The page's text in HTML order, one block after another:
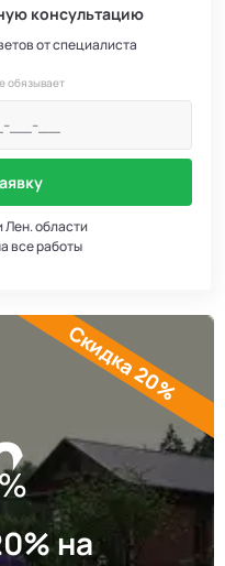
консультацию
от специалиста
обязывает
области
все работы
на
Скидка 20%